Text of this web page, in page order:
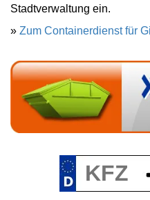
Stadtverwaltung ein.
» Zum Containerdienst für